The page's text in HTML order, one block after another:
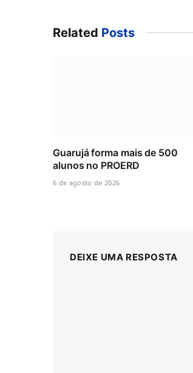
Related Posts
Guarujá forma mais de 500
alunos no PROERD
6 de agosto de 2026
DEIXE UMA RESPOSTA